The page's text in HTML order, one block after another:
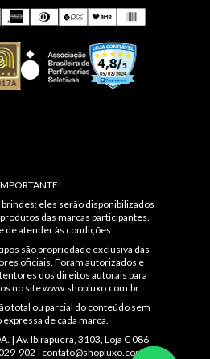
eles serão disponibilizados
das marcas participantes.
de atender às condições.
são propriedade exclusiva das
oficiais. Foram autorizados e
dos direitos autorais para
no sitewww.shopluxo.com.br
total ou parcial do conteúdo sem
de cada marca.
| Av. Ibirapuera, 3103, Loja C 086
902 | contato@shopluxo.com.br